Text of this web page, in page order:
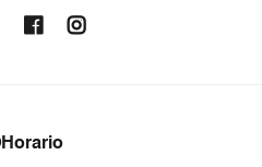
Opens In New Window
Opens In New Window
Horario